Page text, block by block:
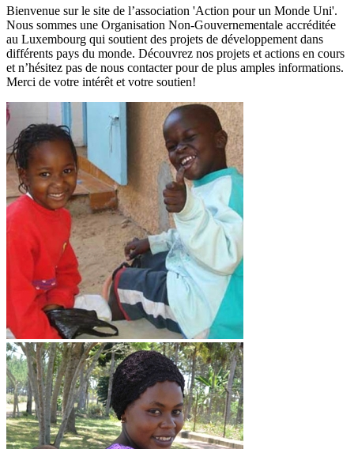
Bienvenue sur le site de l’association 'Action pour un Monde Uni'.
Nous sommes une Organisation Non-Gouvernementale accréditée
au Luxembourg qui soutient des projets de développement dans
différents pays du monde. Découvrez nos projets et actions en cours
et n’hésitez pas de nous contacter pour de plus amples informations.
Merci de votre intérêt et votre soutien!